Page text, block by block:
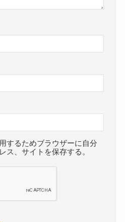
するためブラウザーに自分
ス、サイトを保存する。